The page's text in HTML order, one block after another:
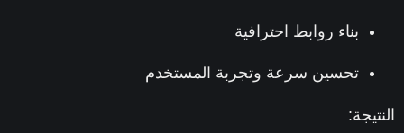
بناء روابط احترافية
تحسين سرعة وتجربة المستخدم